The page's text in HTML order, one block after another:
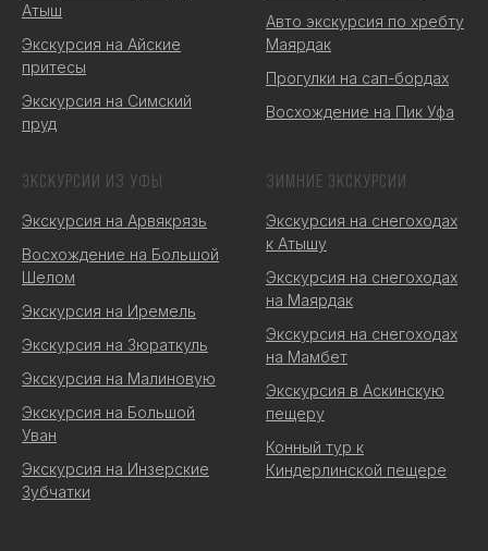
Атыш
Экскурсия на Айские
притесы
Экскурсия на Симский
пруд
Авто экскурсия по хребту
Маярдак
Прогулки на сап-бордах
Восхождение на Пик Уфа
ЭКСКУРСИИ ИЗ УФЫ
Экскурсия на Арвякрязь
Восхождение на Большой
Шелом
Экскурсия на Иремель
Экскурсия на Зюраткуль
Экскурсия на Малиновую
Экскурсия на Большой
Уван
Экскурсия на Инзерские
Зубчатки
ЗИМНИЕ ЭКСКУРСИИ
Экскурсия на снегоходах
к Атышу
Экскурсия на снегоходах
на Маярдак
Экскурсия на снегоходах
на Мамбет
Экскурсия в Аскинскую
пещеру
Конный тур к
Киндерлинской пещере